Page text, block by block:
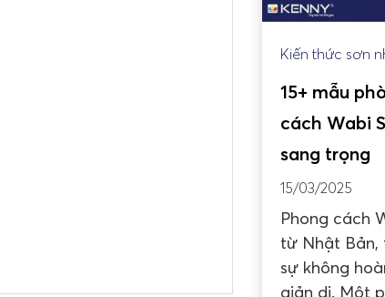
Kiến thức sơn
15+ mẫu
cách Wabi
sang trọng
15/03/2025
Phong cách
từ Nhật Bản,
sự không
giản dị. Một